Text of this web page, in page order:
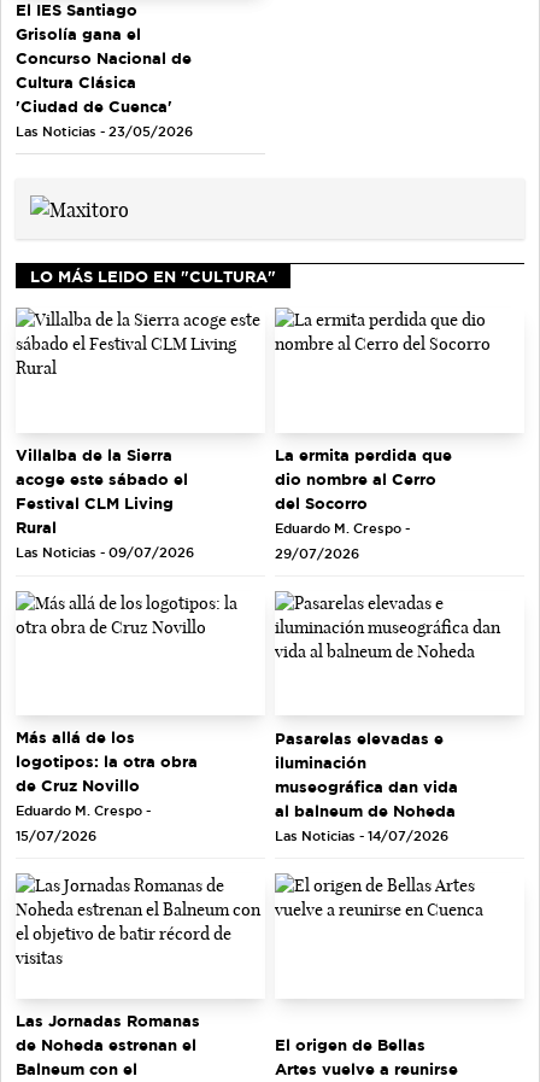
El IES Santiago
Grisolía gana el
Concurso Nacional de
Cultura Clásica
'Ciudad de Cuenca'
Las Noticias - 23/05/2026
LO MÁS LEIDO EN "CULTURA"
Villalba de la Sierra
acoge este sábado el
Festival CLM Living
Rural
Las Noticias - 09/07/2026
La ermita perdida que
dio nombre al Cerro
del Socorro
Eduardo M. Crespo -
29/07/2026
Más allá de los
logotipos: la otra obra
de Cruz Novillo
Eduardo M. Crespo -
15/07/2026
Pasarelas elevadas e
iluminación
museográfica dan vida
al balneum de Noheda
Las Noticias - 14/07/2026
Las Jornadas Romanas
de Noheda estrenan el
Balneum con el
El origen de Bellas
Artes vuelve a reunirse